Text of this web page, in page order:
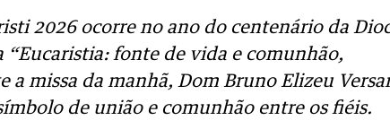
2026 ocorre no ano do centenário da
“Eucaristia: fonte de vida e comunhão,
a missa da manhã, Dom Bruno Elizeu
de união e comunhão entre os fiéis.